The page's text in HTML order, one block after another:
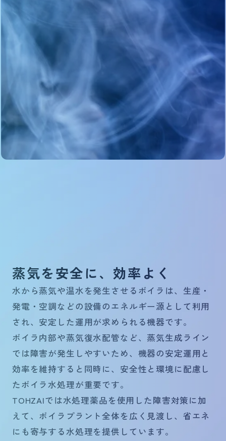
蒸気を安全に、効率よく
水から蒸気や温水を発生させるボイラは、生産・
発電・空調などの設備のエネルギー源として利用
され、安定した運用が求められる機器です。
ボイラ内部や蒸気復水配管など、蒸気生成ライン
では障害が発生しやすいため、機器の安定運用と
効率を維持すると同時に、安全性と環境に配慮し
たボイラ水処理が重要です。
TOHZAIでは水処理薬品を使用した障害対策に加
えて、ボイラプラント全体を広く見渡し、省エネ
にも寄与する水処理を提供しています。